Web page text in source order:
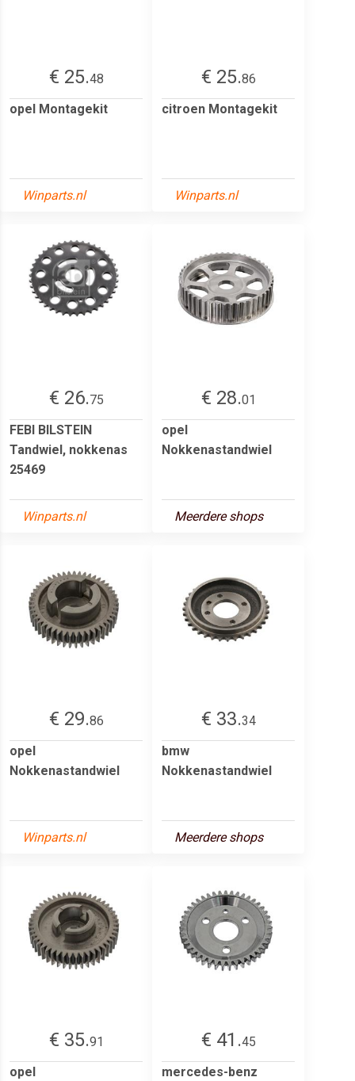
€ 25.48
opel Montagekit
Winparts.nl
€ 25.86
citroen Montagekit
Winparts.nl
€ 26.75
FEBI BILSTEIN
Tandwiel, nokkenas
25469
Winparts.nl
€ 28.01
opel
Nokkenastandwiel
Meerdere shops
€ 29.86
opel
Nokkenastandwiel
Winparts.nl
€ 33.34
bmw
Nokkenastandwiel
Meerdere shops
€ 35.91
opel
€ 41.45
mercedes-benz